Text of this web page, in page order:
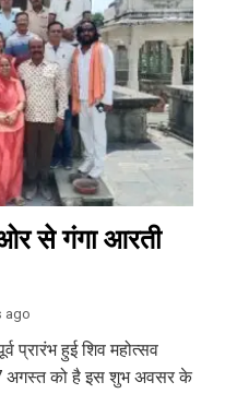
से गंगा आरती
ago
प्रारंभ हुई शिव महोत्सव
अगस्त को है इस शुभ अवसर के